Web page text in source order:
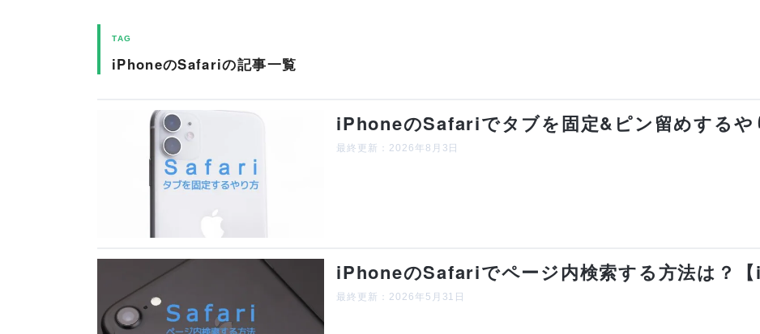
TAG
iPhoneのSafariの記事一覧
iPhoneのSafariでタブを固定&ピン留めするや
最終更新：2026年8月3日
iPhoneのSafariでページ内検索する方法は？【
最終更新：2026年5月31日